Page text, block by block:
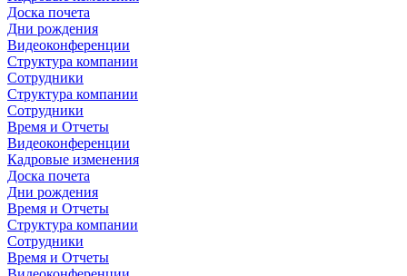
Доска почета
Дни рождения
Видеоконференции
Структура компании
Сотрудники
Структура компании
Сотрудники
Время и Отчеты
Видеоконференции
Кадровые изменения
Доска почета
Дни рождения
Время и Отчеты
Структура компании
Сотрудники
Время и Отчеты